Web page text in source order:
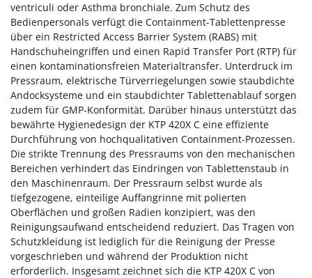
ventriculi oder Asthma bronchiale. Zum Schutz des
Bedienpersonals verfügt die Containment-Tablettenpresse
über ein Restricted Access Barrier System (RABS) mit
Handschuheingriffen und einen Rapid Transfer Port (RTP) für
einen kontaminationsfreien Materialtransfer. Unterdruck im
Pressraum, elektrische Türverriegelungen sowie staubdichte
Andocksysteme und ein staubdichter Tablettenablauf sorgen
zudem für GMP-Konformität. Darüber hinaus unterstützt das
bewährte Hygienedesign der KTP 420X C eine effiziente
Durchführung von hochqualitativen Containment-Prozessen.
Die strikte Trennung des Pressraums von den mechanischen
Bereichen verhindert das Eindringen von Tablettenstaub in
den Maschinenraum. Der Pressraum selbst wurde als
tiefgezogene, einteilige Auffangrinne mit polierten
Oberflächen und großen Radien konzipiert, was den
Reinigungsaufwand entscheidend reduziert. Das Tragen von
Schutzkleidung ist lediglich für die Reinigung der Presse
vorgeschrieben und während der Produktion nicht
erforderlich. Insgesamt zeichnet sich die KTP 420X C von